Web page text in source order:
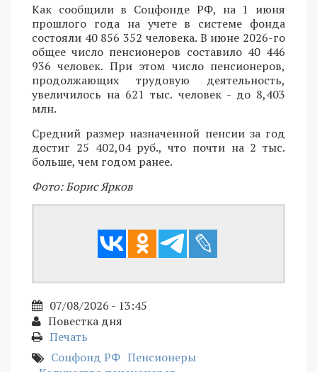
Как сообщили в Соцфонде РФ, на 1 июня
прошлого года на учете в системе фонда
состояли 40 856 352 человека. В июне 2026-го
общее число пенсионеров составило 40 446
936 человек. При этом число пенсионеров,
продолжающих трудовую деятельность,
увеличилось на 621 тыс. человек - до 8,403
млн.
Средний размер назначенной пенсии за год
достиг 25 402,04 руб., что почти на 2 тыс.
больше, чем годом ранее.
Фото: Борис Ярков
07/08/2026 - 13:45
Повестка дня
Печать
Соцфонд РФ Пенсионеры